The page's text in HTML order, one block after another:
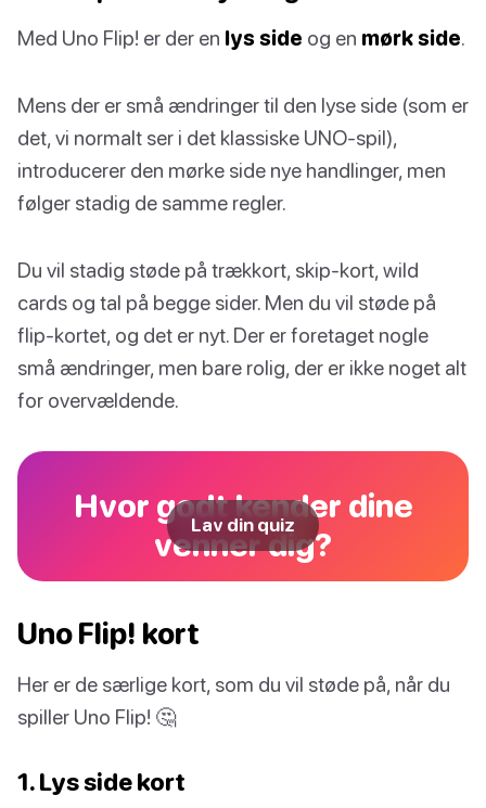
Med Uno Flip! er der en lys side og en mørk side.
Mens der er små ændringer til den lyse side (som er
det, vi normalt ser i det klassiske UNO-spil),
introducerer den mørke side nye handlinger, men
følger stadig de samme regler.
Du vil stadig støde på trækkort, skip-kort, wild
cards og tal på begge sider. Men du vil støde på
flip-kortet, og det er nyt. Der er foretaget nogle
små ændringer, men bare rolig, der er ikke noget alt
for overvældende.
Hvor godt kender dine
venner dig?
Lav din quiz
Uno Flip! kort
Her er de særlige kort, som du vil støde på, når du
spiller Uno Flip! 🤔
1. Lys side kort